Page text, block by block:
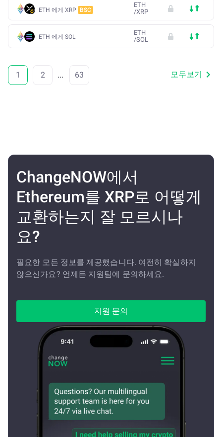
ETH 에게 XRP BSC
ETH
/XRP
ETH 에게 SOL
ETH
/SOL
1 2 ... 63 모두보기
ChangeNOW에서
Ethereum를 XRP로 어떻게
교환하는지 잘 모르시나
요?
필요한 모든 정보를 제공했습니다. 여전히 확실하지
않으신가요? 언제든 지원팀에 문의하세요.
지원 문의